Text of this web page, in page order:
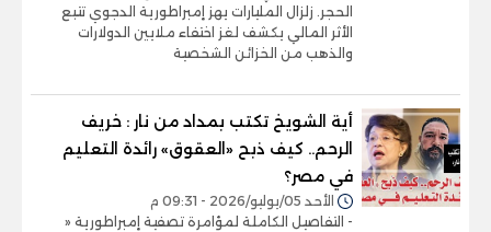
الحجر. زلزال المليارات يهز إمبراطورية الدجوي تتبع
الأثر المالي يكشف لغز اختفاء ملايين الدولارات
والذهب من الخزائن الشخصية
أية الشويخ تكتب بمداد من نار : خريف
الرحم.. كيف ذبح «العقوق» رائدة التعليم
في مصر؟
الأحد 05/يوليو/2026 - 09:31 م
- التفاصيل الكاملة لمؤامرة تصفية إمبراطورية «